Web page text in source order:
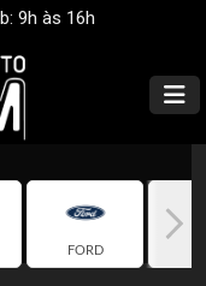
9h às 16h
FORD